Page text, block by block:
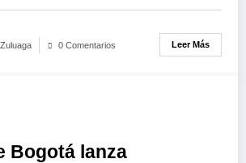
0 Comentarios Leer Más
Bogotá lanza